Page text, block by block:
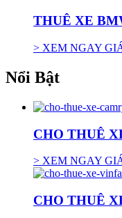
THUÊ XE
> XEM NGAY
Nổi Bật
CHO THUÊ
> XEM NGAY
CHO THUÊ